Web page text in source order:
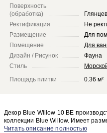
Поверхность
(обработка)
Ректификация
Не
Размещение
Для
Помещение
Для
Дизайн / Рисунок
Фауна
Стиль
Площадь плитки
0.36 м²
Декор Blue Willow 10 BE
коллекции Blue Willow. Имеет
Willow 10 BE отлично сочетается